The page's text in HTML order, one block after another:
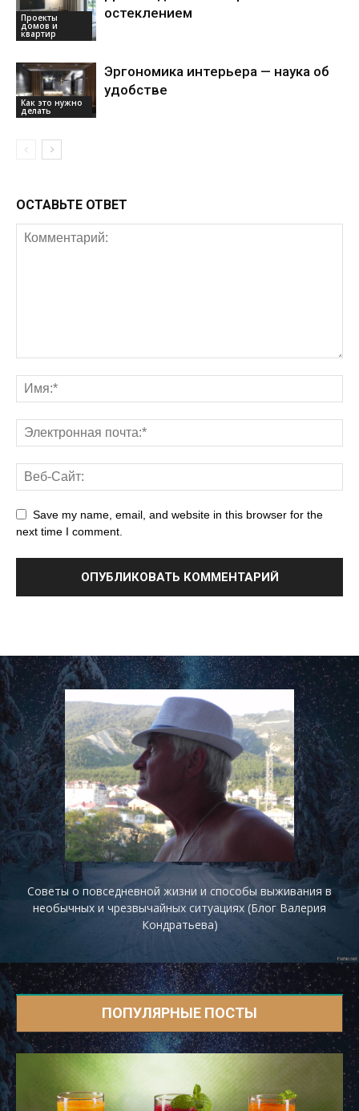
Проекты
домов и
квартир
остеклением
Как это нужно
делать
Эргономика интерьера — наука об
удобстве
ОСТАВЬТЕ ОТВЕТ
Save my name, email, and website in this browser for the
next time I comment.
Советы о повседневной жизни и способы выживания в
необычных и чрезвычайных ситуациях (Блог Валерия
Кондратьева)
ПОПУЛЯРНЫЕ ПОСТЫ